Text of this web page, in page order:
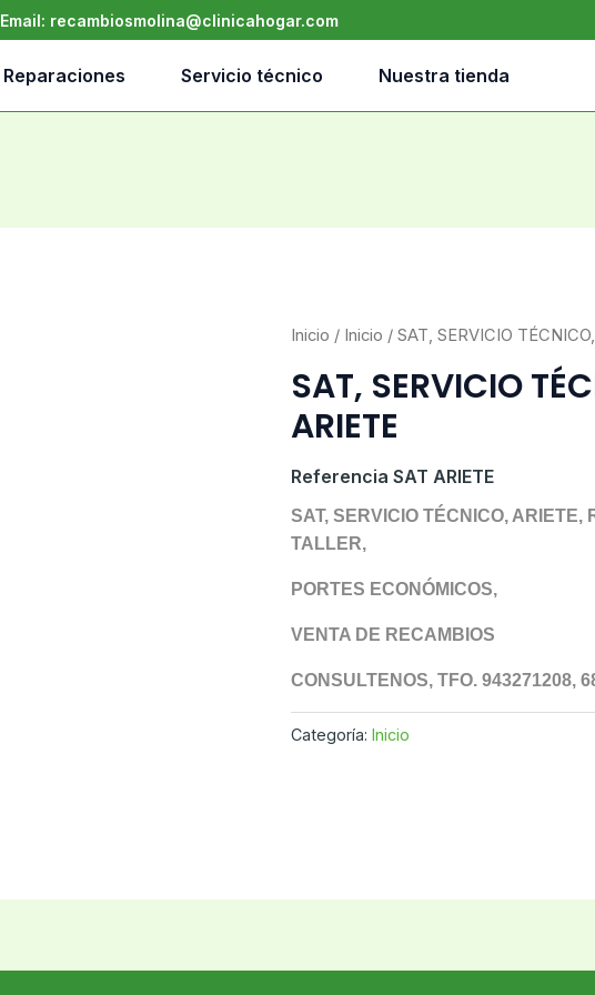
Email: recambiosmolina@clinicahogar.com
Reparaciones Servicio técnico Nuestra tienda
Inicio / Inicio / SAT, SERVICIO
SAT, SERVICIO
ARIETE
ReferenciaSAT ARIETE
SAT, SERVICIO TÉCNICO, ARIETE,
TALLER,
PORTES ECONÓMICOS,
VENTA DE RECAMBIOS
CONSULTENOS, TFO. 943271208,
Categoría:Inicio